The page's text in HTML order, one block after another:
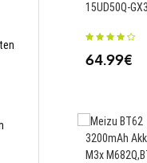
15UD50Q-
64.99€
3200mAh
M3x